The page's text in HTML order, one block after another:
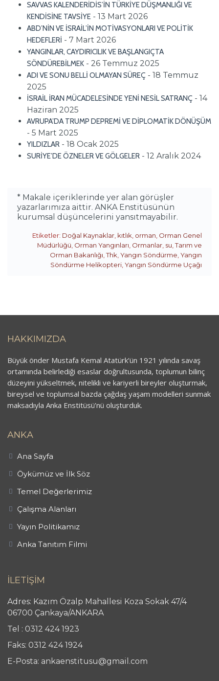
SAVVAS KALENDERİDİS’İN TÜRKİYE DÜŞMANLIĞI VE
KENDİSİNE TAVSİYE - 13 Mart 2026
ABD’NİN VE İSRAİL’İN MOTİVASYONLARI VE POLİTİK
HEDEFLERİ - 7 Mart 2026
YANGINLAR, CAYDIRICILIK VE BAŞLANGIÇTA
SÖNDÜREBİLMEK - 26 Temmuz 2025
ADI VE SONU BELLİ OLMAYAN SÜREÇ - 18 Temmuz
2025
İSRAİL İRAN MÜCADELESİNDE YENİ NESİL SATRANÇ - 14
Haziran 2025
AVRUPA’DA TRUMP DEPREMİ VE DİPLOMATİK DÖNÜŞÜM
- 5 Mart 2025
YILDIZLAR - 18 Ocak 2025
SURİYE’DE ÖZNELER VE GÖLGELER - 12 Aralık 2024
* Makale içeriklerinde yer alan görüşler
yazarlarımıza aittir. ANKA Enstitüsünün
kurumsal düşüncelerini yansıtmayabilir.
Etiketler: Doğal Kaynaklar kıtlık orman Orman Genel
Müdürlüğü Orman Yangınları Ormanlar su ,Tarım ve
Orman Bakanlığı ,Thk Yangın Söndürme Yangın
Söndürme Helikopteri Yangın Söndürme Uçağı
HAKKIMIZDA
Büyük önder Mustafa Kemal Atatürk’ün 1921 yılında savaş
ortamında belirlediği esaslar doğrultusunda, toplumun bilinç
düzeyini yükseltmek, nitelikli ve kariyerli bireyler oluşturmak,
bireysel ve toplumsal bazda çağdaş yaşam modelleri sunmak
maksadıyla Anka Enstitüsü’nü oluşturduk.
ANKA
Ana Sayfa
Öykümüz ve İlk Söz
Temel Değerlerimiz
Çalışma Alanları
Yayın Politikamız
Anka Tanıtım Filmi
İLETİŞİM
Adres: Kazım Özalp Mahallesi Koza Sokak 47/4
06700 Çankaya/ANKARA
Tel : 0312 424 1923
Faks: 0312 424 1924
E-Posta: ankaenstitusu@gmail.com